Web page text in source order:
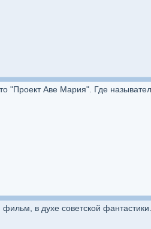
"Проект Аве Мария". Где
в духе советской фантастики.